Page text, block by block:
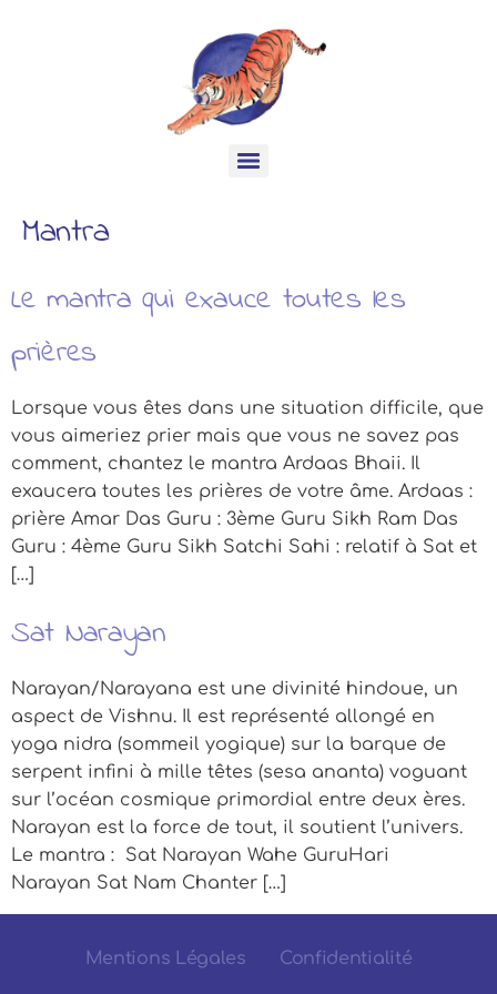
Mantra
Le mantra qui exauce toutes les
prières
Lorsque vous êtes dans une situation difficile, que
vous aimeriez prier mais que vous ne savez pas
comment, chantez le mantra Ardaas Bhaii. Il
exaucera toutes les prières de votre âme. Ardaas :
prière Amar Das Guru : 3ème Guru Sikh Ram Das
Guru : 4ème Guru Sikh Satchi Sahi : relatif à Sat et
[…]
Sat Narayan
Narayan/Narayana est une divinité hindoue, un
aspect de Vishnu. Il est représenté allongé en
yoga nidra (sommeil yogique) sur la barque de
serpent infini à mille têtes (sesa ananta) voguant
sur l’océan cosmique primordial entre deux ères.
Narayan est la force de tout, il soutient l’univers.
Le mantra : Sat Narayan Wahe GuruHari
Narayan Sat Nam Chanter […]
Mentions Légales Confidentialité